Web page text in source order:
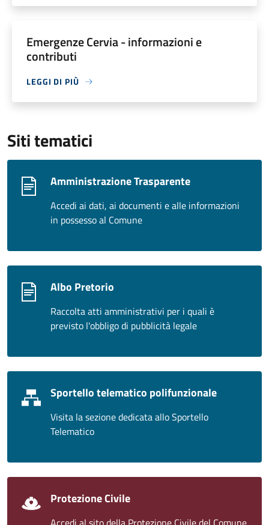
Emergenze Cervia - informazioni e
contributi
LEGGI DI PIÙ
Siti tematici
Amministrazione Trasparente
Accedi ai dati, ai documenti e alle informazioni
in possesso al Comune
Albo Pretorio
Raccolta atti amministrativi per i quali è
previsto l'obbligo di pubblicità legale
Sportello telematico polifunzionale
Visita la sezione dedicata allo Sportello
Telematico
Protezione Civile